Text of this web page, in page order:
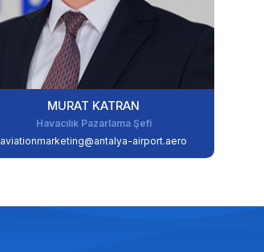
MURAT KATRAN
Havacılık Pazarlama Şefi
aviationmarketing@antalya-airport.aero